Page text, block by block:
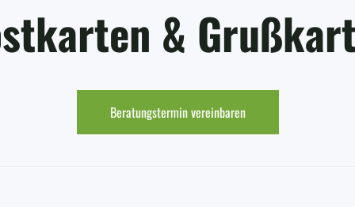
&
Beratungstermin vereinbaren